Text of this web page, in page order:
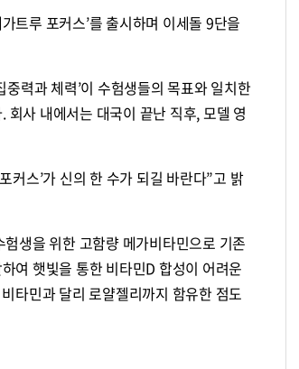
트루 포커스’를 출시하며 이세돌 9단을
력과 체력’이 수험생들의 목표와 일치한
사 내에서는 대국이 끝난 직후, 모델 영
스’가 신의 한 수가 되길 바란다”고 밝
생을 위한 고함량 메가비타민으로 기존
여 햇빛을 통한 비타민D 합성이 어려운
타민과 달리 로얄젤리까지 함유한 점도